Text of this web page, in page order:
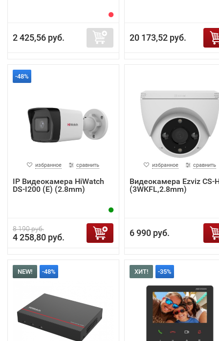
2 425,56 руб. 20 173,52 руб.
-48%
избранное сравнить
IP Видеокамера HiWatch
DS-I200 (E) (2.8mm)
8 190 руб.
4 258,80 руб.
избранное сравнить
Видеокамера Ezviz CS-
(3WKFL,2.8mm)
6 990 руб.
NEW! -48% ХИТ! -35%